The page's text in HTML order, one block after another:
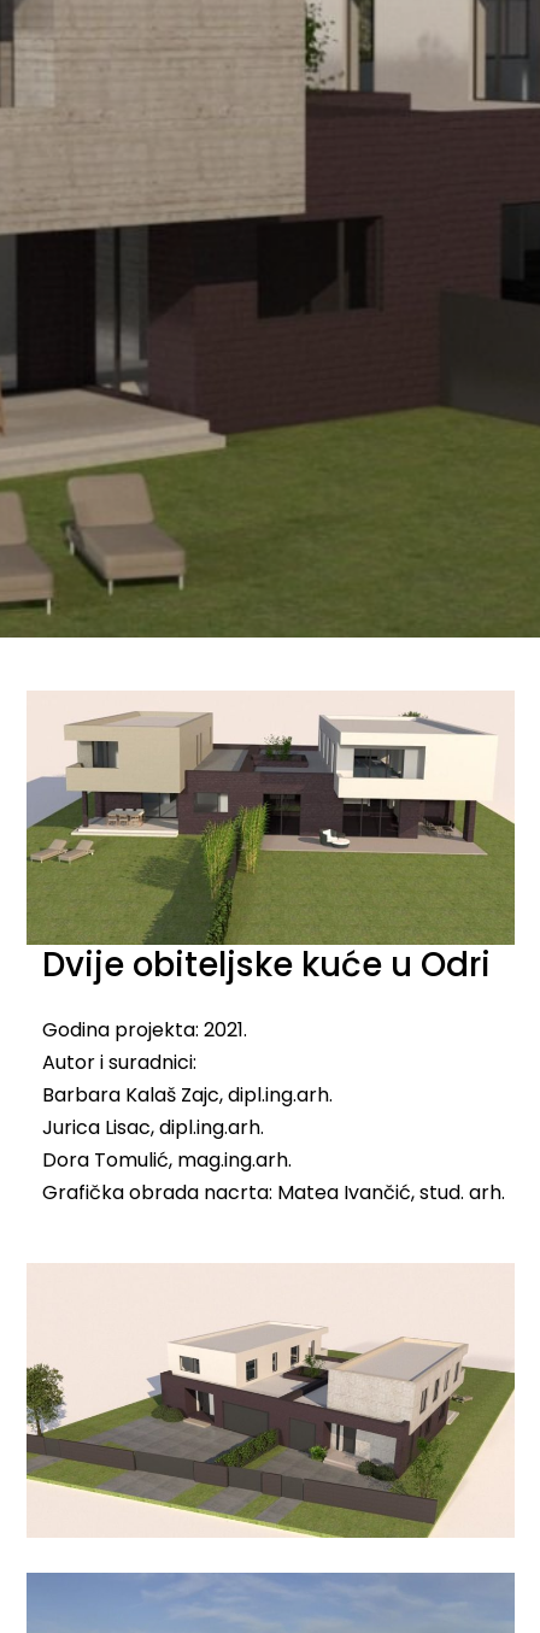
Dvije obiteljske kuće u Odri
Godina projekta: 2021.
Autor i suradnici:
Barbara Kalaš Zajc, dipl.ing.arh.
Jurica Lisac, dipl.ing.arh.
Dora Tomulić, mag.ing.arh.
Grafička obrada nacrta: Matea Ivančić, stud. arh.